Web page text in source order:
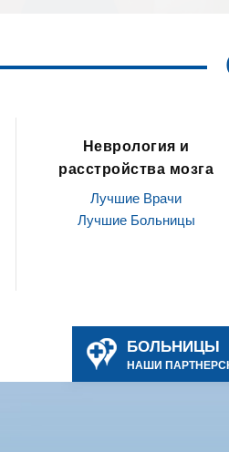
Офтальмология / Уход за
глазами
Лучшие Врачи
Лучшие Больницы
БОЛЬНИЦЫ
НАШИ